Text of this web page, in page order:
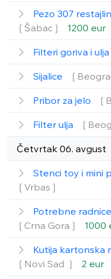
Pezo 307
❲Šabac❳
1200 eur
Filteri goriva i ulja
Sijalice
Pribor za jelo
Filter ulja
Četvrtak 06. avgust
Stenci toy i mini
❲Vrbas❳
Potrebne
❲Crna Gora❳
1000
Kutija kartonska
❲Novi Sad ❳
2 eur